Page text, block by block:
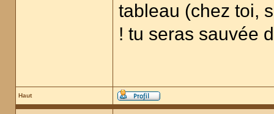
tableau (chez toi,
! tu seras sauvée
Haut